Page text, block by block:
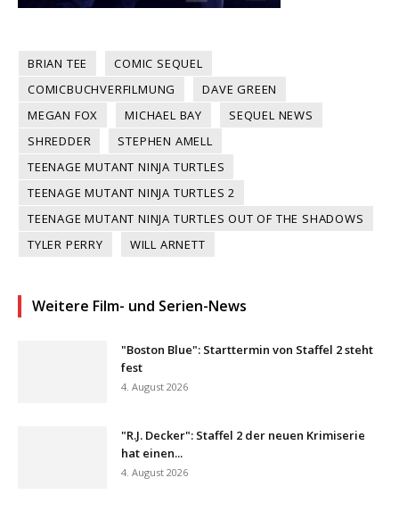
BRIAN TEE
COMIC SEQUEL
COMICBUCHVERFILMUNG
DAVE GREEN
MEGAN FOX
MICHAEL BAY
SEQUEL NEWS
SHREDDER
STEPHEN AMELL
TEENAGE MUTANT NINJA TURTLES
TEENAGE MUTANT NINJA TURTLES 2
TEENAGE MUTANT NINJA TURTLES OUT OF THE SHADOWS
TYLER PERRY
WILL ARNETT
Weitere Film- und Serien-News
"Boston Blue": Starttermin von Staffel 2 steht
fest
4. August 2026
"R.J. Decker": Staffel 2 der neuen Krimiserie
hat einen...
4. August 2026